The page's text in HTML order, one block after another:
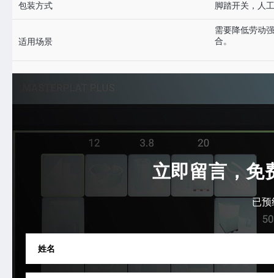
包装方式 脚踏开关，人
适用场景
需要降低劳动
合。
立即留言，免
已预